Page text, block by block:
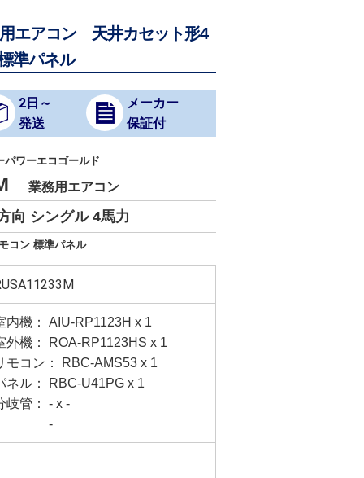
エアコン 天井カセット形4
準パネル
2日～
発送
メーカー
保証付
ワーエコゴールド
業務用エアコン
向 シングル 4馬力
コン 標準パネル
内機： AIU-RP1123H x 1
外機： ROA-RP1123HS x 1
モコン： RBC-AMS53 x 1
ネル： RBC-U41PG x 1
岐管： - x -